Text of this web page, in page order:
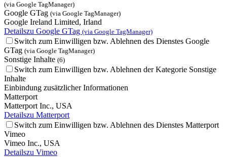
(via Google TagManager)
Google GTag (via Google TagManager)
Google Ireland Limited, Irland
Detailszu Google GTag (via Google TagManager)
Switch zum Einwilligen bzw. Ablehnen des Dienstes Google
GTag (via Google TagManager)
Sonstige Inhalte (6)
Switch zum Einwilligen bzw. Ablehnen der Kategorie Sonstige
Inhalte
Einbindung zusätzlicher Informationen
Matterport
Matterport Inc., USA
Detailszu Matterport
Switch zum Einwilligen bzw. Ablehnen des Dienstes Matterport
Vimeo
Vimeo Inc., USA
Detailszu Vimeo